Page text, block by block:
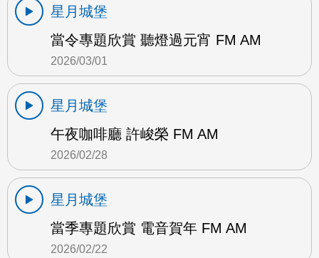
星月城堡
當令專題欣賞 聽燈過元宵 FM AM
2026/03/01
星月城堡
午夜咖啡廳 許峻榮 FM AM
2026/02/28
星月城堡
當季專題欣賞 電音賀年 FM AM
2026/02/22